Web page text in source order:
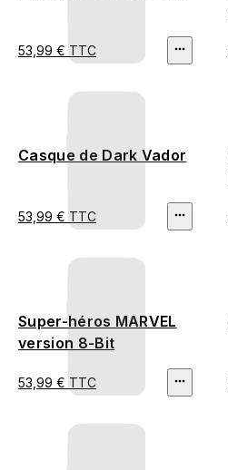
53,99 € TTC
Casque de Dark Vador
53,99 € TTC
Super-héros MARVEL
version 8-Bit
53,99 € TTC